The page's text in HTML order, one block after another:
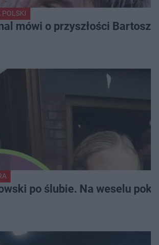
POLSKI
mówi o przyszłości
po ślubie. Na weselu